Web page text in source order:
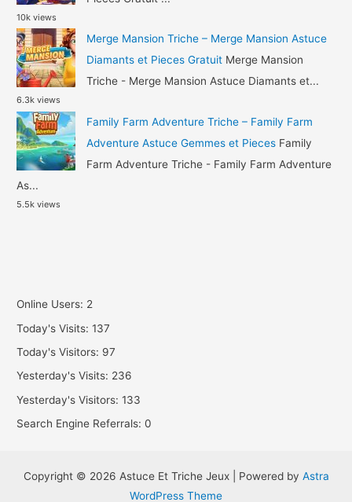
10k views
Merge Mansion Triche – Merge Mansion Astuce
Diamants et Pieces Gratuit Merge Mansion
Triche - Merge Mansion Astuce Diamants et...
6.3k views
Family Farm Adventure Triche – Family Farm
Adventure Astuce Gemmes et Pieces Family
Farm Adventure Triche - Family Farm Adventure
As...
5.5k views
Online Users: 2
Today's Visits:137
Today's Visitors: 97
Yesterday's Visits: 236
Yesterday's Visitors:133
Search Engine Referrals:0
Copyright © 2026 Astuce Et Triche Jeux | Powered by Astra
WordPress Theme